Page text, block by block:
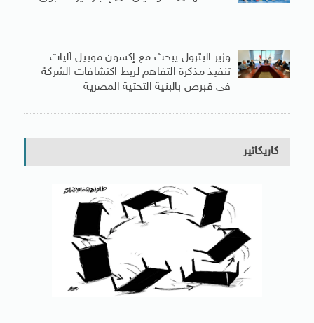
وزير البترول يبحث مع إكسون موبيل آليات
تنفيذ مذكرة التفاهم لربط اكتشافات الشركة
فى قبرص بالبنية التحتية المصرية
كاريكاتير